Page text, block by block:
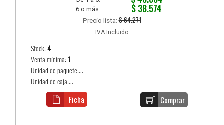
6 o más: $ 38.574
Precio lista:$ 64.271
IVA Incluido
Stock:4
Venta mínima: 1
Unidad de paquete:...
Unidad de caja:...
Comprar
Ficha